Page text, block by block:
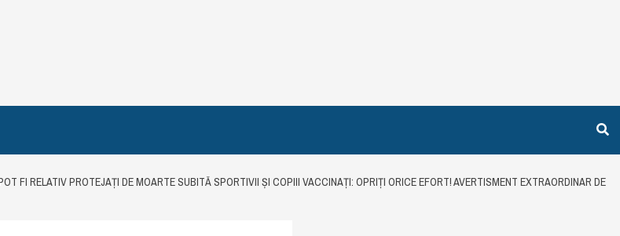
FI RELATIV PROTEJAȚI DE MOARTE SUBITĂ SPORTIVII ȘI COPIII VACCINAȚI: OPRIȚI ORICE EFORT! AVERTISMENT EXTRAORDINAR DE